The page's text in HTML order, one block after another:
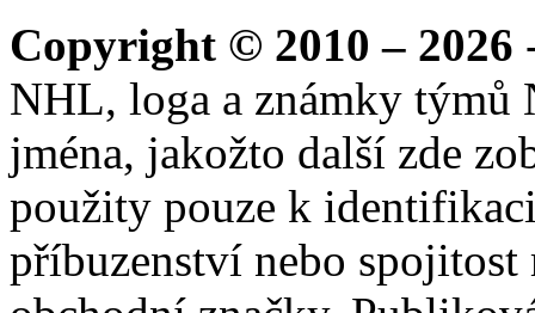
Copyright © 2010 – 2026
NHL, loga a známky týmů
jména, jakožto další zde
použity pouze k
příbuzenství nebo